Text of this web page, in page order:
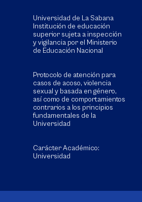
Universidad de La Sabana
Institución de educación
superior sujeta a inspección
y vigilancia por el Ministerio
de Educación Nacional
Protocolo de atención para
casos de acoso, violencia
sexual y basada en género,
así como de comportamientos
contrarios a los principios
fundamentales de la
Universidad
Carácter Académico:
Universidad